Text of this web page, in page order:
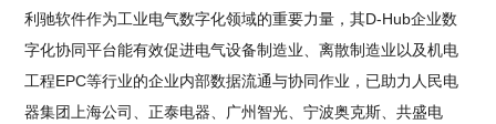
利驰软件作为工业电气数字化领域的重要力量，其D-Hub企业数
字化协同平台能有效促进电气设备制造业、离散制造业以及机电
工程EPC等行业的企业内部数据流通与协同作业，已助力人民电
器集团上海公司、正泰电器、广州智光、宁波奥克斯、共盛电